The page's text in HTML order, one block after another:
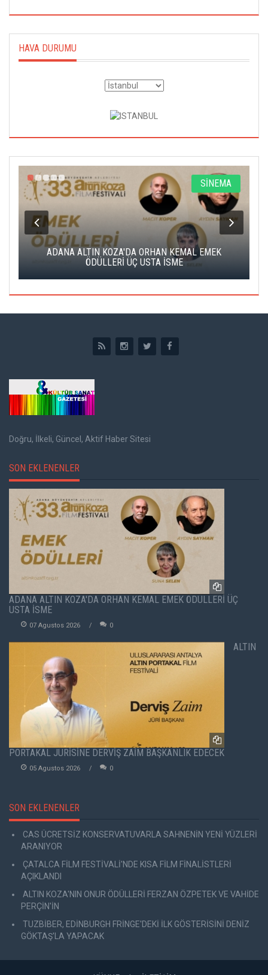
HAVA DURUMU
SİNEMA
ADANA ALTIN KOZA'DA ORHAN KEMAL EMEK
ÖDÜLLERİ ÜÇ USTA İSME
Doğru, İlkeli, Güncel, Aktif Haber Sitesi
SON EKLENENLER
ADANA ALTIN KOZA'DA ORHAN KEMAL EMEK ÖDÜLLERİ ÜÇ
USTA İSME
07 Agustos 2026 0
ALTIN
PORTAKAL JÜRİSİNE DERVİŞ ZAİM BAŞKANLIK EDECEK
05 Agustos 2026 0
SON EKLENENLER
CAS ÜCRETSİZ KONSERVATUVARLA SAHNENİN YENİ YÜZLERİ
ARANIYOR
ÇATALCA FİLM FESTİVALİ'NDE KISA FİLM FİNALİSTLERİ
AÇIKLANDI
ALTIN KOZA'NIN ONUR ÖDÜLLERİ FERZAN ÖZPETEK VE VAHİDE
PERÇİN'İN
TUZBİBER, EDİNBURGH FRİNGE'DEKİ İLK GÖSTERİSİNİ DENİZ
GÖKTAŞ'LA YAPACAK